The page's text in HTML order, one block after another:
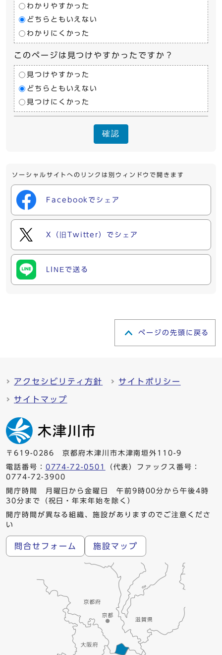
わかりやすかった
どちらともいえない
わかりにくかった
このページは見つけやすかったですか？
見つけやすかった
どちらともいえない
見つけにくかった
確認
ソーシャルサイトへのリンクは別ウィンドウで開きます
Facebookでシェア
X（旧Twitter）でシェア
LINEで送る
ページの先頭に戻る
アクセシビリティ方針 サイトポリシー
サイトマップ
〒619-0286 京都府木津川市木津南垣外110-9
電話番号： 0774-72-0501
（代表）ファックス番号：
0774-72-3900
開庁時間 月曜日から金曜日 午前9時00分から午後4時
30分まで（祝日・年末年始を除く）
開庁時間が異なる組織、施設がありますのでご注意くださ
い
問合せフォーム 施設マップ